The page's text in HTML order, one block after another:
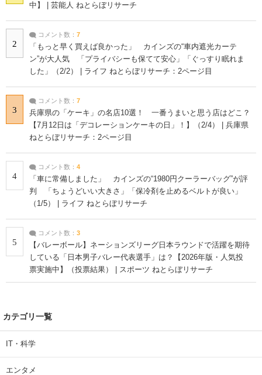
中】 | 芸能人 ねとらぼリサーチ
2
コメント数： 7
「もっと早く買えば良かった」 カインズの“車内遮光カーテ
ン”が大人気 「プライバシーも保てて安心」「ぐっすり眠れま
した」（2/2） | ライフ ねとらぼリサーチ：2ページ目
3
コメント数： 7
兵庫県の「ケーキ」の名店10選！ 一番うまいと思う店はどこ？
【7月12日は「デコレーションケーキの日」！】（2/4） | 兵庫県
ねとらぼリサーチ：2ページ目
4
コメント数： 4
「車に常備しました」 カインズの“1980円クーラーバッグ”が評
判 「ちょうどいい大きさ」「保冷剤を止めるベルトが良い」
（1/5） | ライフ ねとらぼリサーチ
5
コメント数： 3
【バレーボール】ネーションズリーグ日本ラウンドで活躍を期待
している「日本男子バレー代表選手」は？【2026年版・人気投
票実施中】（投票結果） | スポーツ ねとらぼリサーチ
カテゴリ一覧
IT・科学
エンタメ